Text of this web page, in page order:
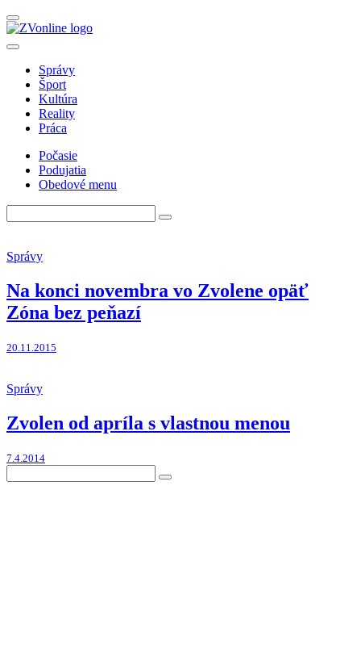
Správy
Šport
Kultúra
Reality
Práca
Počasie
Podujatia
Obedové menu
Správy
Na konci novembra vo Zvolene opäť
Zóna bez peňazí
20.11.2015
Správy
Zvolen od apríla s vlastnou menou
7.4.2014